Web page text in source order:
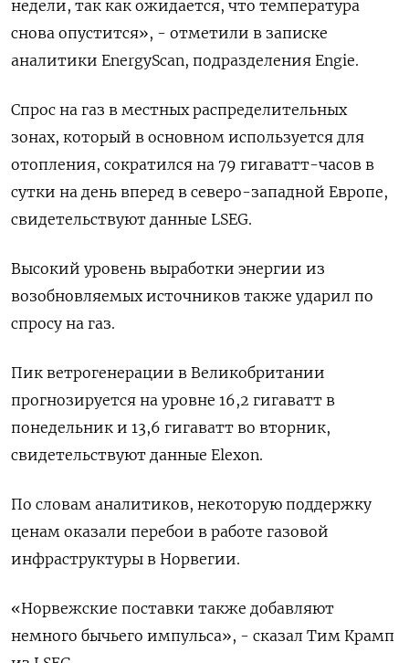
недели, так как ожидается, что температура
снова опустится», - отметили в записке
аналитики EnergyScan, подразделения Engie.
Спрос на газ в местных распределительных
зонах, который в основном используется для
отопления, сократился на 79 гигаватт-часов в
сутки на день вперед в северо-западной Европе,
свидетельствуют данные LSEG.
Высокий уровень выработки энергии из
возобновляемых источников также ударил по
спросу на газ.
Пик ветрогенерации в Великобритании
прогнозируется на уровне 16,2 гигаватт в
понедельник и 13,6 гигаватт во вторник,
свидетельствуют данные Elexon.
По словам аналитиков, некоторую поддержку
ценам оказали перебои в работе газовой
инфраструктуры в Норвегии.
«Норвежские поставки также добавляют
немного бычьего импульса», - сказал Тим Крамп